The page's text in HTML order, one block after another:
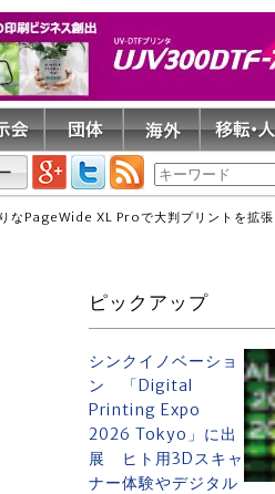
なPageWide XL Proで大判プリントを拡
ピックアップ
シンクイノベーショ
ン 「Digital
Printing Expo
2026 Tokyo」に出
展 ヒト用3Dスキャ
ナー体験やデジタル